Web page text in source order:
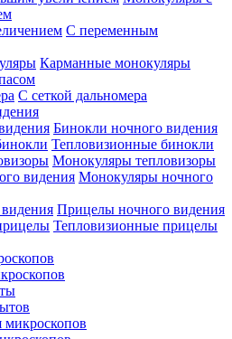
С переменным
Карманные монокуляры
С сеткой дальномера
Бинокли ночного видения
Тепловизионные бинокли
Монокуляры тепловизоры
Монокуляры ночного
Прицелы ночного видения
Тепловизионные прицелы